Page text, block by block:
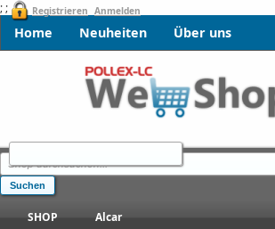
; ;
Home Neuheiten Über uns
Registrieren Anmelden
SHOP Alcar